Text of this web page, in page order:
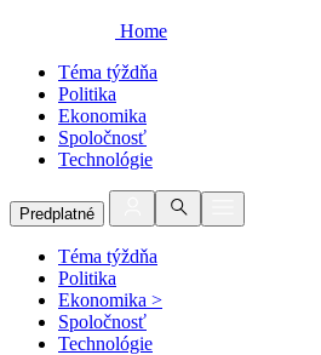
Home
Téma týždňa
Politika
Ekonomika
Spoločnosť
Technológie
Predplatné
Téma týždňa
Politika
Ekonomika >
Spoločnosť
Technológie